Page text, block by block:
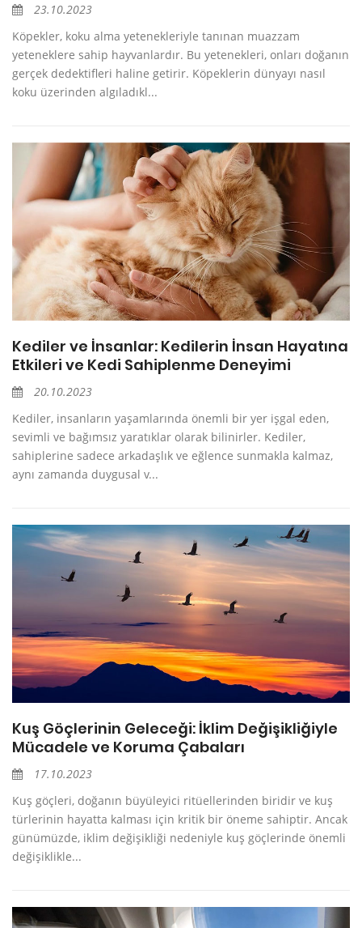
23.10.2023
Köpekler, koku alma yetenekleriyle tanınan muazzam
yeteneklere sahip hayvanlardır. Bu yetenekleri, onları doğanın
gerçek dedektifleri haline getirir. Köpeklerin dünyayı nasıl
koku üzerinden algıladıkl...
Kediler ve İnsanlar: Kedilerin İnsan Hayatına
Etkileri ve Kedi Sahiplenme Deneyimi
20.10.2023
Kediler, insanların yaşamlarında önemli bir yer işgal eden,
sevimli ve bağımsız yaratıklar olarak bilinirler. Kediler,
sahiplerine sadece arkadaşlık ve eğlence sunmakla kalmaz,
aynı zamanda duygusal v...
Kuş Göçlerinin Geleceği: İklim Değişikliğiyle
Mücadele ve Koruma Çabaları
17.10.2023
Kuş göçleri, doğanın büyüleyici ritüellerinden biridir ve kuş
türlerinin hayatta kalması için kritik bir öneme sahiptir. Ancak
günümüzde, iklim değişikliği nedeniyle kuş göçlerinde önemli
değişiklikle...